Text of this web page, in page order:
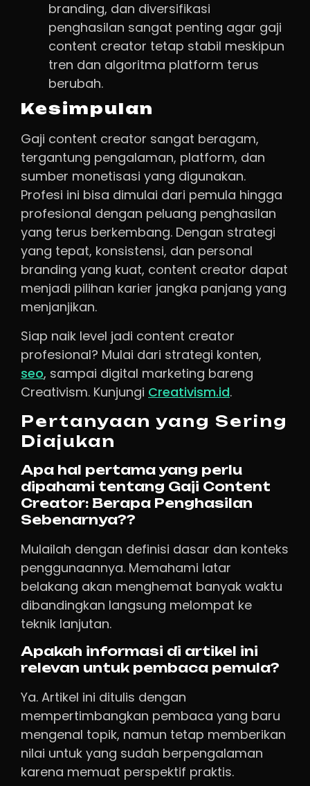
branding, dan diversifikasi
penghasilan sangat penting agar gaji
content creator tetap stabil meskipun
tren dan algoritma platform terus
berubah.
Kesimpulan
Gaji content creator sangat beragam,
tergantung pengalaman, platform, dan
sumber monetisasi yang digunakan.
Profesi ini bisa dimulai dari pemula hingga
profesional dengan peluang penghasilan
yang terus berkembang. Dengan strategi
yang tepat, konsistensi, dan personal
branding yang kuat, content creator dapat
menjadi pilihan karier jangka panjang yang
menjanjikan.
Siap naik level jadi content creator
profesional? Mulai dari strategi konten,
seo, sampai digital marketing bareng
Creativism. Kunjungi Creativism.id.
Pertanyaan yang Sering
Diajukan
Apa hal pertama yang perlu
dipahami tentang Gaji Content
Creator: Berapa Penghasilan
Sebenarnya??
Mulailah dengan definisi dasar dan konteks
penggunaannya. Memahami latar
belakang akan menghemat banyak waktu
dibandingkan langsung melompat ke
teknik lanjutan.
Apakah informasi di artikel ini
relevan untuk pembaca pemula?
Ya. Artikel ini ditulis dengan
mempertimbangkan pembaca yang baru
mengenal topik, namun tetap memberikan
nilai untuk yang sudah berpengalaman
karena memuat perspektif praktis.